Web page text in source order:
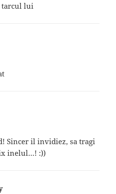
tarcul lui
Sincer il invidiez, sa tragi
inelul…! :))